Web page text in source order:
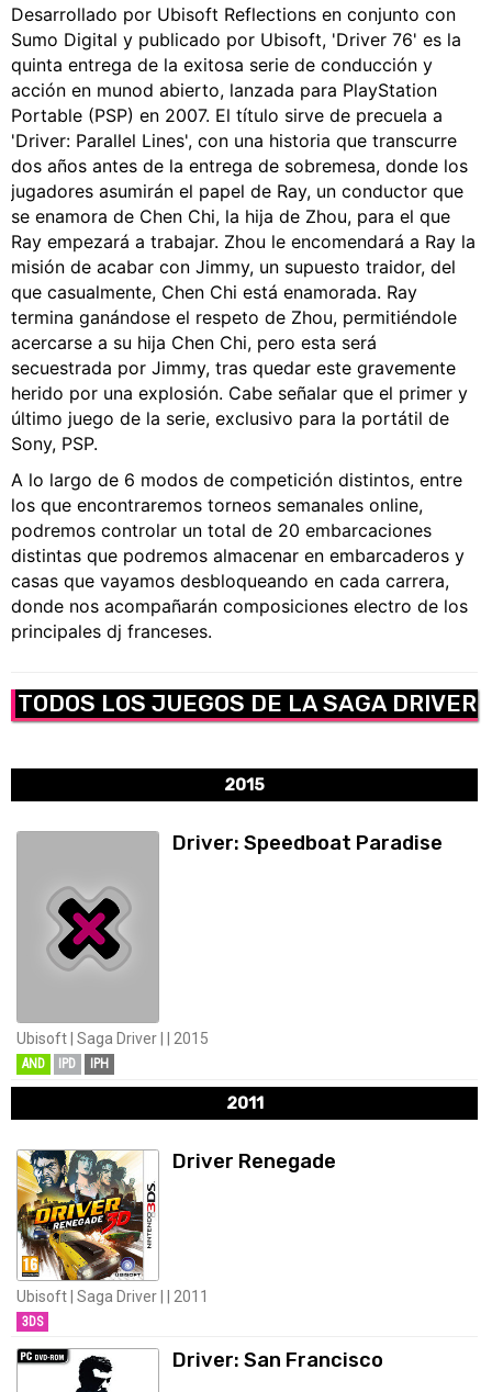
Desarrollado por Ubisoft Reflections en conjunto con
Sumo Digital y publicado por Ubisoft, 'Driver 76' es la
quinta entrega de la exitosa serie de conducción y
acción en munod abierto, lanzada para PlayStation
Portable (PSP) en 2007. El título sirve de precuela a
'Driver: Parallel Lines', con una historia que transcurre
dos años antes de la entrega de sobremesa, donde los
jugadores asumirán el papel de Ray, un conductor que
se enamora de Chen Chi, la hija de Zhou, para el que
Ray empezará a trabajar. Zhou le encomendará a Ray la
misión de acabar con Jimmy, un supuesto traidor, del
que casualmente, Chen Chi está enamorada. Ray
termina ganándose el respeto de Zhou, permitiéndole
acercarse a su hija Chen Chi, pero esta será
secuestrada por Jimmy, tras quedar este gravemente
herido por una explosión. Cabe señalar que el primer y
último juego de la serie, exclusivo para la portátil de
Sony, PSP.
A lo largo de 6 modos de competición distintos, entre
los que encontraremos torneos semanales online,
podremos controlar un total de 20 embarcaciones
distintas que podremos almacenar en embarcaderos y
casas que vayamos desbloqueando en cada carrera,
donde nos acompañarán composiciones electro de los
principales dj franceses.
TODOS LOS JUEGOS DE LA SAGA DRIVER
2015
Driver: Speedboat Paradise
Ubisoft | Saga Driver | | 2015
AND IPD IPH
2011
Driver Renegade
Ubisoft | Saga Driver | | 2011
3DS
Driver: San Francisco